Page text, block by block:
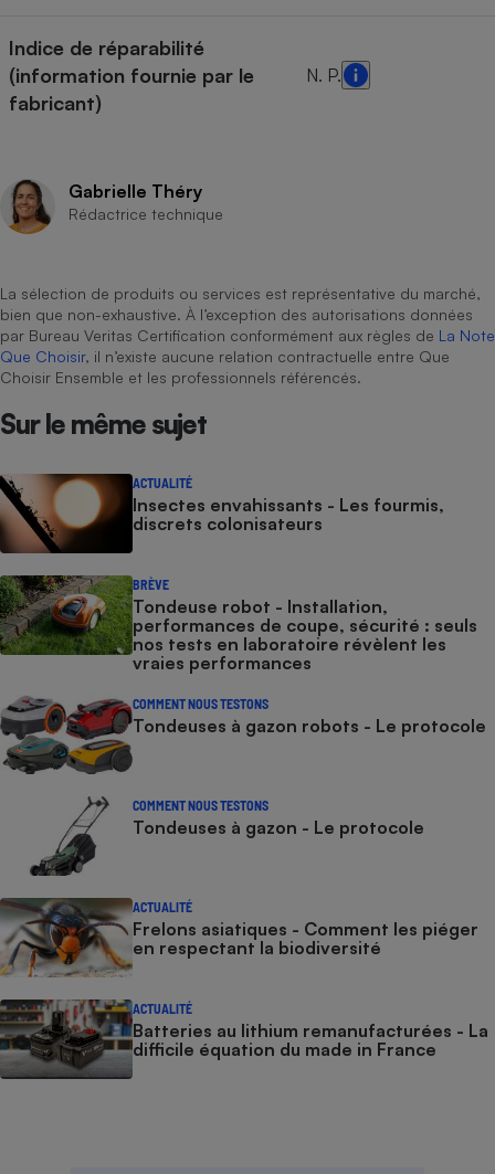
Indice de réparabilité
(information fournie par le
fabricant)
N. P.
Gabrielle Théry
Rédactrice technique
La sélection de produits ou services est représentative du marché,
bien que non-exhaustive. À l’exception des autorisations données
par Bureau Veritas Certification conformément aux règles de La Note
Que Choisir, il n’existe aucune relation contractuelle entre Que
Choisir Ensemble et les professionnels référencés.
Sur le même sujet
ACTUALITÉ
Insectes envahissants - Les fourmis,
discrets colonisateurs
BRÈVE
Tondeuse robot - Installation,
performances de coupe, sécurité : seuls
nos tests en laboratoire révèlent les
vraies performances
COMMENT NOUS TESTONS
Tondeuses à gazon robots - Le protocole
COMMENT NOUS TESTONS
Tondeuses à gazon - Le protocole
ACTUALITÉ
Frelons asiatiques - Comment les piéger
en respectant la biodiversité
ACTUALITÉ
Batteries au lithium remanufacturées - La
difficile équation du made in France